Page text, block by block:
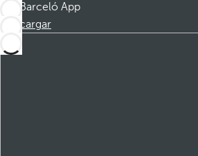
Barceló App
Descargar